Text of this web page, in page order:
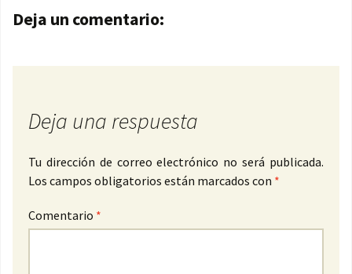
Navegación de entradas
Deja un comentario:
Deja una respuesta
Tu dirección de correo electrónico no será publicada.
Los campos obligatorios están marcados con *
Comentario *